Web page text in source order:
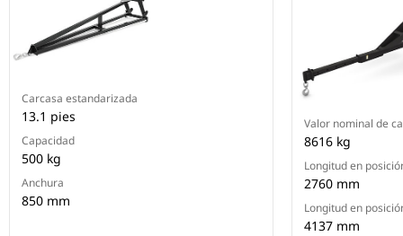
Carcasa estandarizada
13.1 pies
Capacidad
500 kg
Anchura
850 mm
Valor nominal de
8616 kg
Longitud en
2760 mm
Longitud en
4137 mm